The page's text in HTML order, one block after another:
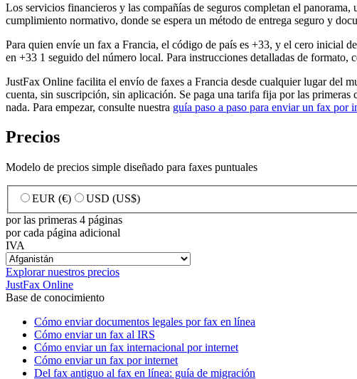
Los servicios financieros y las compañías de seguros completan el
cumplimiento normativo, donde se espera un método de entrega seguro y
Para quien envíe un fax a Francia, el código de país es +33, y el cero inicial
en +33 1 seguido del número local. Para instrucciones detalladas de formato,
JustFax Online facilita el envío de faxes a Francia desde cualquier lugar del
cuenta, sin suscripción, sin aplicación. Se paga una tarifa fija por las
nada. Para empezar, consulte nuestra guía paso a paso para enviar un fax por
Precios
Modelo de precios simple diseñado para faxes puntuales
EUR (€)
USD (US$)
por las primeras 4 páginas
por cada página adicional
IVA
Explorar nuestros precios
JustFax Online
Base de conocimiento
Cómo enviar documentos legales por fax en línea
Cómo enviar un fax al IRS
Cómo enviar un fax internacional por internet
Cómo enviar un fax por internet
Del fax antiguo al fax en línea: guía de migración